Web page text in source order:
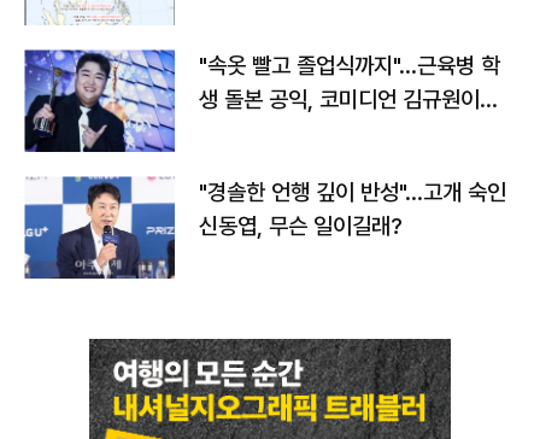
"속옷 빨고 졸업식까지"…근육병 학
생 돌본 공익, 코미디언 김규원이었
"경솔한 언행 깊이 반성"…고개 숙인
신동엽, 무슨 일이길래?